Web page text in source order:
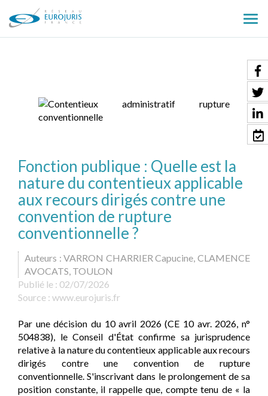
le
Fonction publique : Quelle est la
nature du contentieux applicable
aux recours dirigés contre une
convention de rupture
conventionnelle ?
Auteurs : VARRON CHARRIER Capucine, CLAMENCE
AVOCATS, TOULON
Publié le : 02/07/2026
Source : www.eurojuris.fr
Par une décision du 10 avril 2026 (CE 10 avr. 2026, n°
504838), le Conseil d'État confirme sa jurisprudence
relative à la nature du contentieux applicable aux recours
dirigés contre une convention de rupture
conventionnelle. S'inscrivant dans le prolongement de sa
position constante, il rappelle que, compte tenu de « la